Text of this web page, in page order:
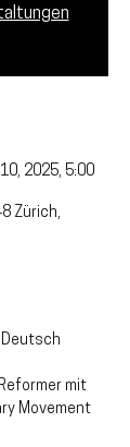
2025, 5:00
Zürich,
Deutsch
mit
Movement